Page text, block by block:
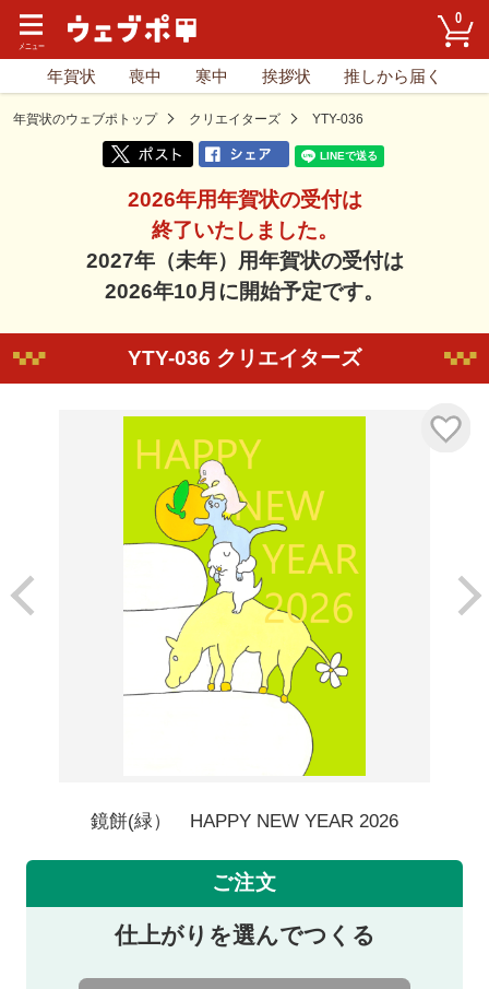
0
年賀状 喪中 寒中 挨拶状 推しから届く
年賀状のウェブポトップ クリエイターズ YTY-036
2026年用年賀状の受付は
終了いたしました。
2027年（未年）用年賀状の受付は
2026年10月に開始予定です。
YTY-036 クリエイターズ
鏡餅(緑） HAPPY NEW YEAR 2026
ご注文
仕上がりを選んでつくる